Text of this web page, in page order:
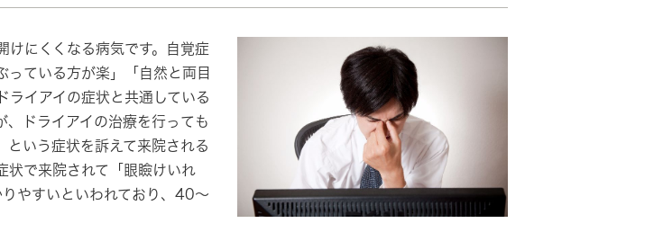
にくくなる病気です。自覚症
ている方が楽」「自然と両目
ライアイの症状と共通している
、ドライアイの治療を行っても
という症状を訴えて来院される
状で来院されて「眼瞼けいれ
やすいといわれており、40～